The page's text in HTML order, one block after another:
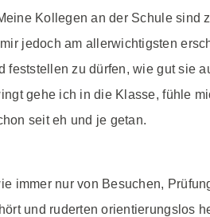
Kollegen an der Schule sind
jedoch am allerwichtigsten
zu dürfen, wie gut sie
gehe ich in die Klasse, fühle
seit eh und je getan.
immer nur von Besuchen,
und ruderten orientierungslos